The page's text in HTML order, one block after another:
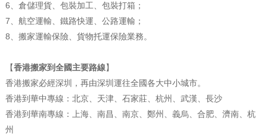
6、倉儲理貨、包裝加工、包裝打箱；
7、航空運輸、鐵路快運、公路運輸；
8、搬家運輸保險、貨物托運保險業務。
【香港搬家到全國主要路線】
香港搬家必經深圳，再由深圳運往全國各大中小城市。
香港到華中專線：北京、天津、石家莊、杭州、武漢、長沙
香港到華南專線：上海、南昌、南京、鄭州、義烏、合肥、濟南、杭
州